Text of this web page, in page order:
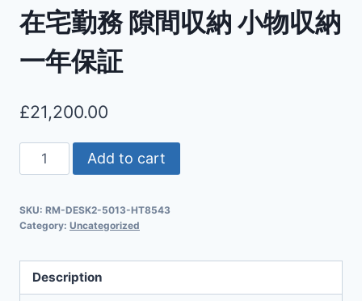
在宅勤務 隙間収納 小物収納
一年保証
£21,200.00
Add to cart
SKU: RM-DESK2-5013-HT8543
Category: Uncategorized
Description